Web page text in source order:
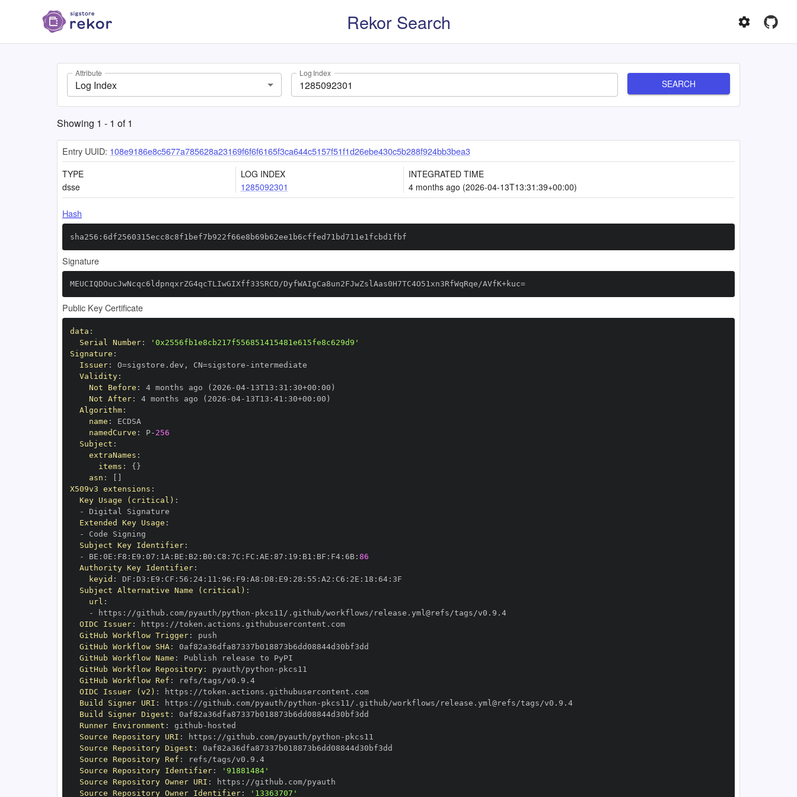
Rekor Search
Attribute
Log Index
Log Index
SEARCH
Showing 1 - 1 of1
Entry UUID: 108e9186e8c5677a785628a23169f6f6f6165f3ca644c5157f51f1d26ebe430c5b288f924bb3bea3
TYPE
dsse
LOG INDEX
1285092301
INTEGRATED TIME
4 months ago (2026-04-13T13:31:39+00:00)
Hash
sha256:6df2560315ecc8c8f1bef7b922f66e8b69b62ee1b6cffed71bd711e1fcbd1fbf
Signature
MEUCIQDOucJwNcqc6ldpnqxrZG4qcTLIwGIXff33SRCD/DyfWAIgCa8un2FJwZslAas0H7TC4O51xn3RfWqRqe/AVfK+kuc=
Public Key Certificate
data :
Serial Number:
'0x2556fb1e8cb217f556851415481e615fe8c629d9'
Signature :
Issuer: O=sigstore.dev , CN=sigstore -
Validity:
Not Before : 4 months ago (2026 -04- 13T13 : 31 : 30+00 :
Not After: 4 months ago (2026 -04- 13T13 : 41 : 30+00 :
Algorithm:
name :
namedCurve : P- 256
Subject :
extraNames :
items : { }
asn :
X509v3 extensions :
Key Usage (critical) :
-
Extended Key Usage :
-
Subject Key Identifier:
-
BE : 0E : F8 : E9 : 07 : 1A : BE : B2 : B0 : C8 : 7C : FC : AE : 87 : 19 : B1 : BF : F4: 6B: 86
Authority Key Identifier:
keyid : DF : D3 : E9 : CF : 56 : 24: 11 : 96 : F9 : A8 : D8 : E9 : 28 : 55 : A2 : C6 : 2E : 18 : 64:
Subject Alternative Name (critical) :
url :
-
https : //github.com/pyauth/python -
pkcs11/.github/workflows/release.yml@refs/tags/v0.9.4
OIDC Issuer: https :
//token.actions.githubusercontent.com
GitHub Workflow Trigger:
GitHub Workflow SHA:
GitHub Workflow Name :
GitHub Workflow Repository: pyauth/python -
GitHub Workflow Ref :
refs/tags/v0.9.4
OIDC Issuer (v2) : https :
//token.actions.githubusercontent.com
Build Signer URI : https : //github.com/pyauth/python -
pkcs11/.github/workflows/release.yml@refs/tags/v0.9.4
Build Signer Digest :
Runner Environment : github -
Source Repository URI : https : //github.com/pyauth/python -
Source Repository Digest :
Source Repository Ref :
refs/tags/v0.9.4
Source Repository Identifier:
'91881484'
Source Repository Owner URI : https :
Source Repository Owner Identifier: '13363707'